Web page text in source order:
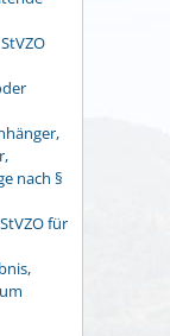
nach §
für